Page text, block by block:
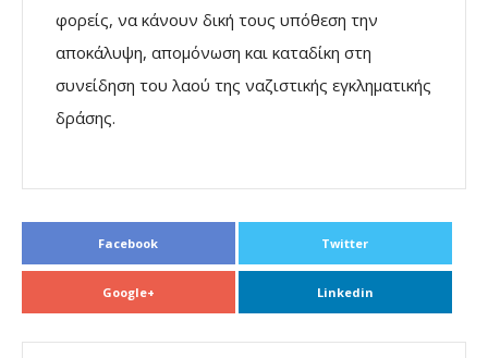
φορείς, να κάνουν δική τους υπόθεση την
αποκάλυψη, απομόνωση και καταδίκη στη
συνείδηση του λαού της ναζιστικής εγκληματικής
δράσης.
Facebook Twitter
Google+ Linkedin